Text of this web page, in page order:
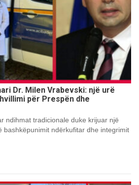
Dr. Milen Vrabevski: një urë
për Prespën dhe
ndihmat tradicionale duke krijuar një
bashkëpunimit ndërkufitar dhe integrimit